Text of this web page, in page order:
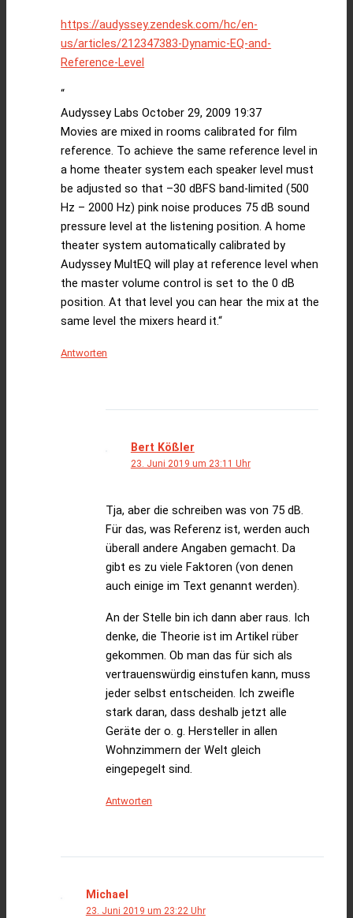
https://audyssey.zendesk.com/hc/en-
us/articles/212347383-Dynamic-EQ-and-
Reference-Level
“
Audyssey Labs October 29, 2009 19:37
Movies are mixed in rooms calibrated for film
reference. To achieve the same reference level in
a home theater system each speaker level must
be adjusted so that –30 dBFS band-limited (500
Hz – 2000 Hz) pink noise produces 75 dB sound
pressure level at the listening position. A home
theater system automatically calibrated by
Audyssey MultEQ will play at reference level when
the master volume control is set to the 0 dB
position. At that level you can hear the mix at the
same level the mixers heard it.“
Antworten
Bert Kößler
23. Juni 2019 um 23:11 Uhr
Tja, aber die schreiben was von 75 dB.
Für das, was Referenz ist, werden auch
überall andere Angaben gemacht. Da
gibt es zu viele Faktoren (von denen
auch einige im Text genannt werden).
An der Stelle bin ich dann aber raus. Ich
denke, die Theorie ist im Artikel rüber
gekommen. Ob man das für sich als
vertrauenswürdig einstufen kann, muss
jeder selbst entscheiden. Ich zweifle
stark daran, dass deshalb jetzt alle
Geräte der o. g. Hersteller in allen
Wohnzimmern der Welt gleich
eingepegelt sind.
Antworten
Michael
23. Juni 2019 um 23:22 Uhr